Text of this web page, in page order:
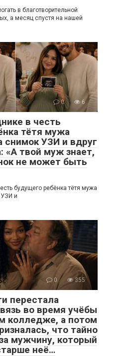
в благотворительной
а месяц спустя на нашей
0 6
в честь
тётя мужа
снимок УЗИ и вдруг
«А твой муж знает,
не может быть
будущего ребёнка тётя мужа
и
0 355
перестала
во время учёбы
колледже, а потом
что тайно
мужчину, который
неё…